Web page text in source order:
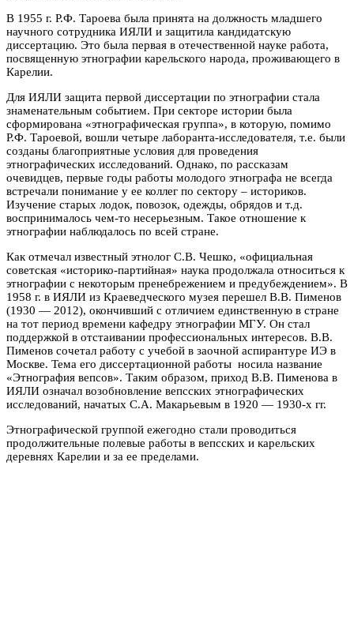
В 1955 г. Р.Ф. Тароева была принята на должность младшего
научного сотрудника ИЯЛИ и защитила кандидатскую
диссертацию. Это была первая в отечественной науке работа,
посвященную этнографии карельского народа, проживающего в
Карелии.
Для ИЯЛИ защита первой диссертации по этнографии стала
знаменательным событием. При секторе истории была
сформирована «этнографическая группа», в которую, помимо
Р.Ф. Тароевой, вошли четыре лаборанта-исследователя, т.е. были
созданы благоприятные условия для проведения
этнографических исследований. Однако, по рассказам
очевидцев, первые годы работы молодого этнографа не всегда
встречали понимание у ее коллег по сектору – историков.
Изучение старых лодок, повозок, одежды, обрядов и т.д.
воспринималось чем-то несерьезным. Такое отношение к
этнографии наблюдалось по всей стране.
Как отмечал известный этнолог С.В. Чешко, «официальная
советская «историко-партийная» наука продолжала относиться к
этнографии с некоторым пренебрежением и предубеждением». В
1958 г. в ИЯЛИ из Краеведческого музея перешел В.В. Пименов
(1930 — 2012), окончивший с отличием единственную в стране
на тот период времени кафедру этнографии МГУ. Он стал
поддержкой в отстаивании профессиональных интересов. В.В.
Пименов сочетал работу с учебой в заочной аспирантуре ИЭ в
Москве. Тема его диссертационной работы носила название
«Этнография вепсов». Таким образом, приход В.В. Пименова в
ИЯЛИ означал возобновление вепсских этнографических
исследований, начатых С.А. Макарьевым в 1920 — 1930-х гг.
Этнографической группой ежегодно стали проводиться
продолжительные полевые работы в вепсских и карельских
деревнях Карелии и за ее пределами.